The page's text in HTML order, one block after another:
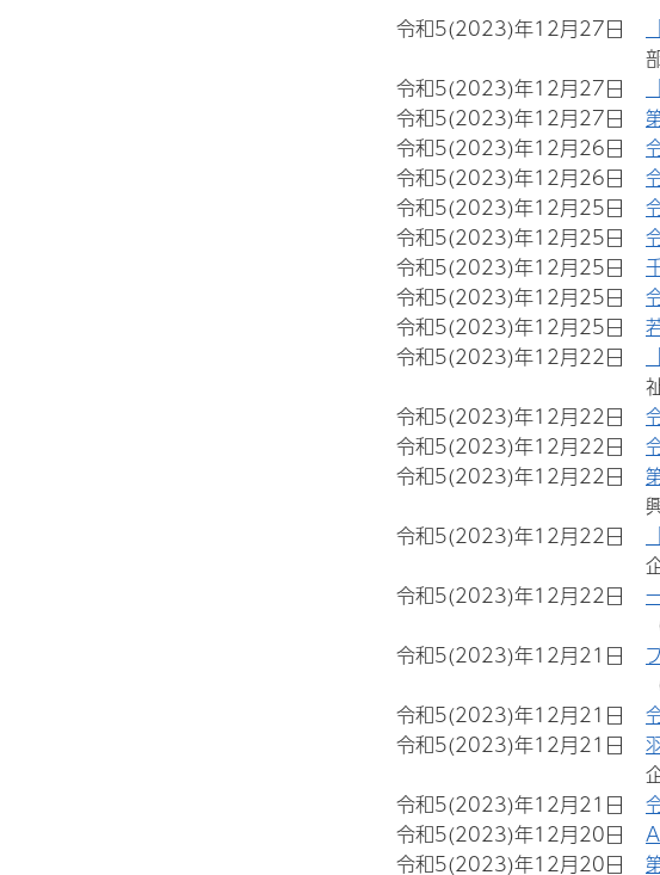
令和5(2023)年12月27日
令和5(2023)年12月27日
令和5(2023)年12月27日
令和5(2023)年12月26日
令和5(2023)年12月26日
令和5(2023)年12月25日
令和5(2023)年12月25日
令和5(2023)年12月25日
令和5(2023)年12月25日
令和5(2023)年12月25日
令和5(2023)年12月22日
令和5(2023)年12月22日
令和5(2023)年12月22日
令和5(2023)年12月22日
令和5(2023)年12月22日
令和5(2023)年12月22日
令和5(2023)年12月21日
令和5(2023)年12月21日
令和5(2023)年12月21日
令和5(2023)年12月21日
令和5(2023)年12月20日
令和5(2023)年12月20日